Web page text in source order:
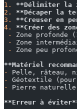
1.
**Délimiter la
2.
**Décaper la
3.
**Creuser en
4.
**Créer des
-
Zone profonde
-
Zone
-
Zone peu
**Matériel
-
Pelle, râteau,
-
Géotextile
-
Pierre naturelle
**Erreur à